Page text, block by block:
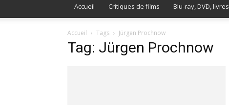
Accueil Critiques de films Blu-ray, DVD, livres
Accueil Tags Jürgen Prochnow
Tag: Jürgen Prochnow